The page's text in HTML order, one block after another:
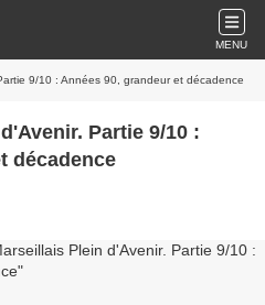
MENU
9/10 : Années 90, grandeur et décadence
Partie 9/10 :
décadence